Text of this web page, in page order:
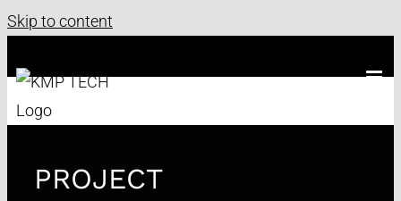
Skip to content
PROJECT